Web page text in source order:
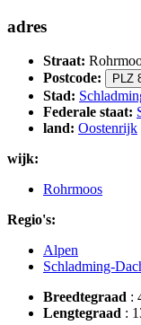
adres
Straat:
Postcode:
PLZ
Stad:
Federale staat:
land: Oostenrijk
wijk:
Rohrmoos
Regio's:
Alpen
Schladming-
Breedtegraad :
Lengtegraad :